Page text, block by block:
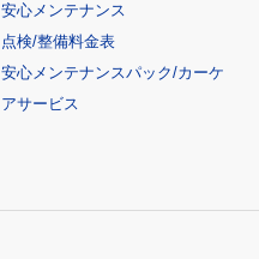
安心メンテナンス
点検/整備料金表
安心メンテナンスパック/カーケ
アサービス